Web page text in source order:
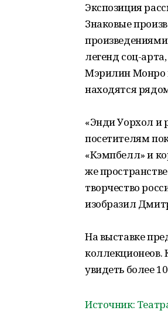
Экспозиция
Знаковые
легенд соц-
Мэрилин Монро
находятся
«Энди Уорхол и
посетителям
«Кэмпбелл» и
же
творчество
изобразил
На выставке
коллекционеов.
увидеть более
Источник: